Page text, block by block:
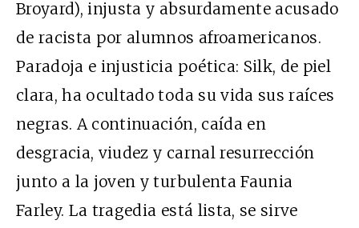
Broyard), injusta y absurdamente acusado
de racista por alumnos afroamericanos.
Paradoja e injusticia poética: Silk, de piel
clara, ha ocultado toda su vida sus raíces
negras. A continuación, caída en
desgracia, viudez y carnal resurrección
junto a la joven y turbulenta Faunia
Farley. La tragedia está lista, se sirve